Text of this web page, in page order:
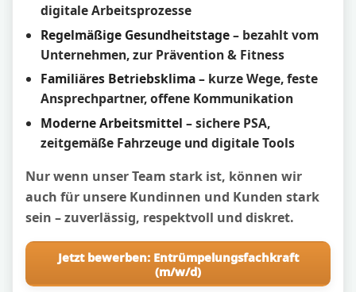
digitale Arbeitsprozesse
Regelmäßige Gesundheitstage– bezahlt vom
Unternehmen, zur Prävention & Fitness
Familiäres Betriebsklima– kurze Wege, feste
Ansprechpartner, offene Kommunikation
Moderne Arbeitsmittel – sichere PSA,
zeitgemäße Fahrzeuge und digitale Tools
Nur wenn unser Team stark ist, können wir
auch für unsere Kundinnen und Kunden stark
sein – zuverlässig, respektvoll und diskret.
Jetzt bewerben: Entrümpelungsfachkraft
(m/w/d)